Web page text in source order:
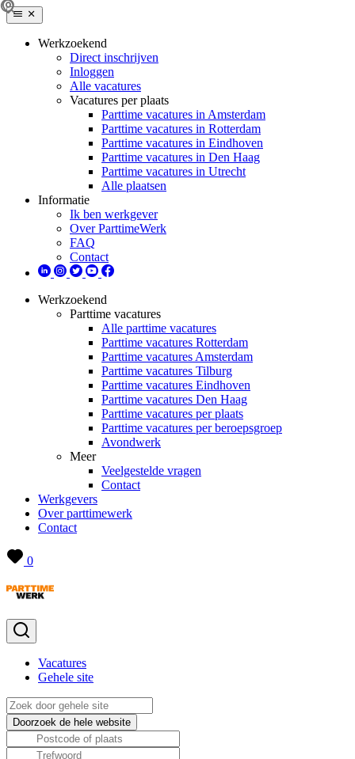
Werkzoekend
Direct inschrijven
Inloggen
Alle vacatures
Vacatures per plaats
Parttime vacatures in Amsterdam
Parttime vacatures in Rotterdam
Parttime vacatures in Eindhoven
Parttime vacatures in Den Haag
Parttime vacatures in Utrecht
Alle plaatsen
Informatie
Ik ben werkgever
Over ParttimeWerk
FAQ
Contact
Werkzoekend
Parttime vacatures
Alle parttime vacatures
Parttime vacatures Rotterdam
Parttime vacatures Amsterdam
Parttime vacatures Tilburg
Parttime vacatures Eindhoven
Parttime vacatures Den Haag
Parttime vacatures per plaats
Parttime vacatures per beroepsgroep
Avondwerk
Meer
Veelgestelde vragen
Contact
Werkgevers
Over parttimewerk
Contact
0
Vacatures
Gehele site